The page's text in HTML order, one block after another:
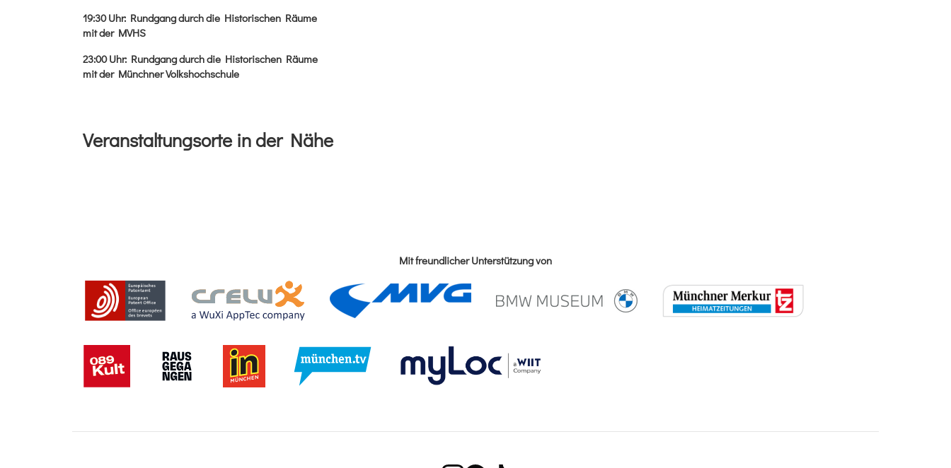
19:30Uhr: Rundgang durch die Historischen Räume
mit der MVHS
23:00Uhr: Rundgang durch die Historischen Räume
mit der Münchner Volkshochschule
Veranstaltungsorte in der Nähe
Mit freundlicher Unterstützung von